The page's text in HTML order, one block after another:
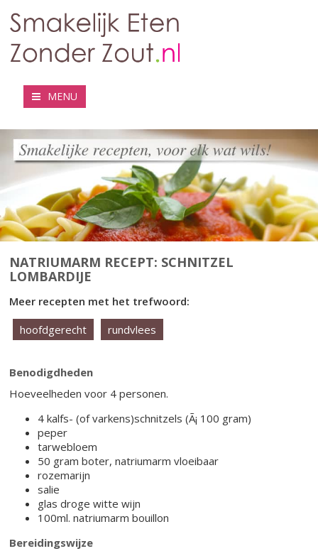
MENU
NATRIUMARM RECEPT: SCHNITZEL
LOMBARDIJE
Meer recepten met het trefwoord:
hoofdgerecht
rundvlees
Benodigdheden
Hoeveelheden voor 4 personen.
4 kalfs- (of varkens)schnitzels (Ã¡ 100 gram)
peper
tarwebloem
50 gram boter, natriumarm vloeibaar
rozemarijn
salie
glas droge witte wijn
100ml. natriumarm bouillon
Bereidingswijze